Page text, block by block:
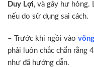
Duy Lợi, và gây hư hỏng.
nếu do sử dụng sai cách.
– Trước khi ngồi vào
phải luôn chắc chắn rằng
như đã hướng dẫn.